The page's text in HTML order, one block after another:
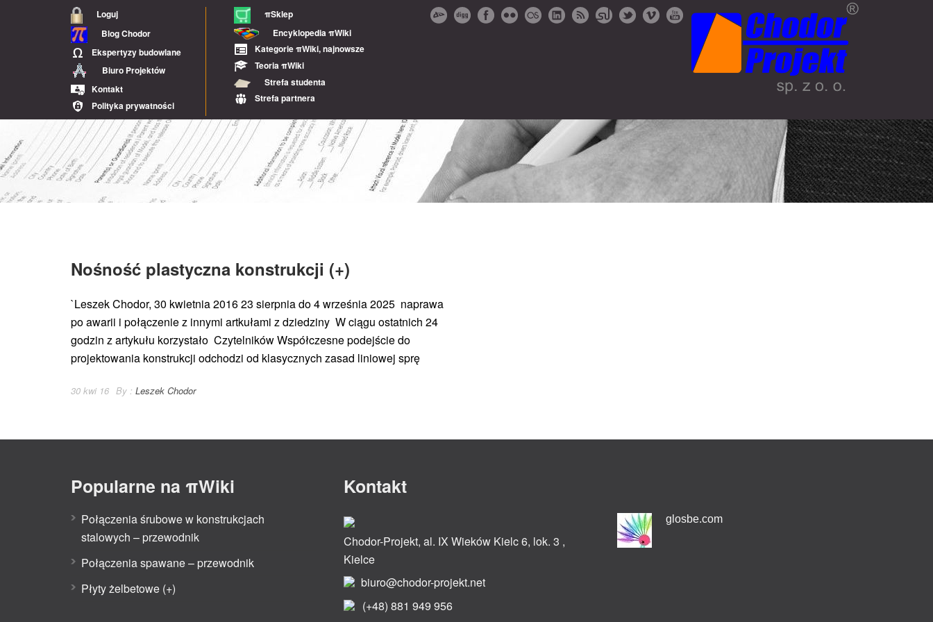
Loguj
Blog Chodor
Ekspertyzy budowlane
Biuro Projektów
Kontakt
Polityka prywatności
πSklep
Encyklopedia πWiki
Kategorie πWiki, najnowsze
Teoria πWiki
Strefa studenta
Strefa partnera
Nośność plastyczna konstrukcji (+)
`Leszek Chodor, 30 kwietnia 2016 23 sierpnia do 4 września 2025 naprawa
po awarii i połączenie z innymi artkułami z dziedziny W ciągu ostatnich 24
godzin z artykułu korzystało Czytelników Współczesne podejście do
projektowania konstrukcji odchodzi od klasycznych zasad liniowej sprę
30 kwi 16 By : Leszek Chodor
Popularne na πWiki
Połączenia śrubowe w konstrukcjach
stalowych – przewodnik
Połączenia spawane – przewodnik
Płyty żelbetowe (+)
Kontakt
Chodor-Projekt, al. IX Wieków Kielc 6, lok. 3 ,
Kielce
biuro@chodor-projekt.net
(+48) 881 949 956
glosbe.com